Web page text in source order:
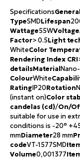
Specifications
TypeSMDLifespan
Wattage55WVoltage
Factor> 0.5Light
WhiteColor
Rendering Index CRI
detailsMaterial
ColourWhite
RatingIP20Rotation
(instant on)Color
candelas (cd)/On/
suitable for use in
conditions is -20°
mmDiameter28 mm
codeVT-1577SMD
Volume0,001377